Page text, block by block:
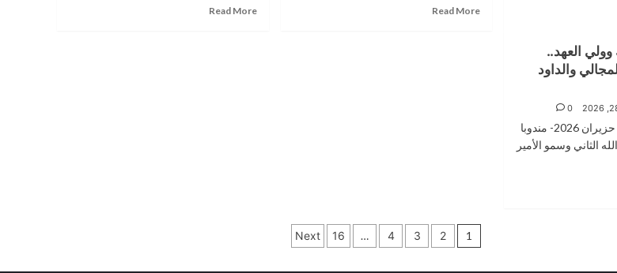
والاقتصادRead More
Read
المجتمعي
Read More
العهد..
والداود
0
الكرك- عمان – 24- حزيران 2026- مندوبا
الثاني وسمو الأمير
تعدد
1
2
3
4
…
16
Next